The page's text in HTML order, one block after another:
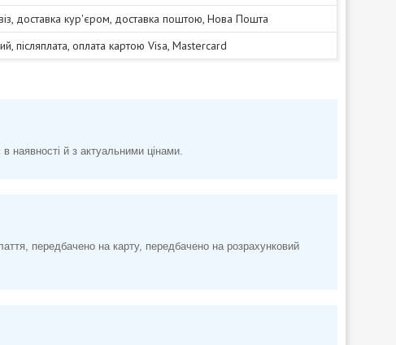
доставка кур'єром, доставка поштою, Нова Пошта
післяплата, оплата картою Visa, Mastercard
наявності й з актуальними цінами.
передбачено на карту, передбачено на розрахунковий